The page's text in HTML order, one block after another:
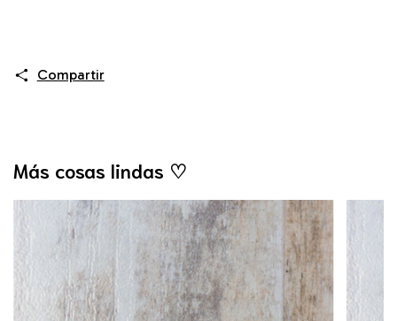
Compartir
Más cosas lindas ♡